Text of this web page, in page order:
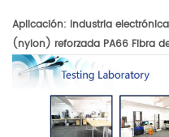
Aplicación: Industria
(nylon) reforzada PA66 Fibra